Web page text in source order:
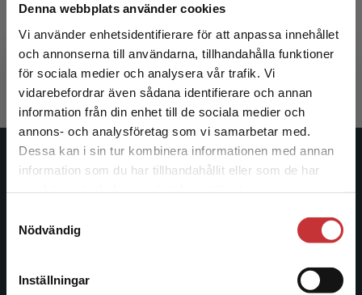
Denna webbplats använder cookies
Vi använder enhetsidentifierare för att anpassa innehållet
och annonserna till användarna, tillhandahålla funktioner
för sociala medier och analysera vår trafik. Vi
vidarebefordrar även sådana identifierare och annan
information från din enhet till de sociala medier och
annons- och analysföretag som vi samarbetar med.
Dessa kan i sin tur kombinera informationen med annan
information som du har tillhandahållit eller som de har
Nödvändig
Inställningar
Begränsad fraktregion
Det verkar som att du besöker
studentlitteratur.se via en enhet utanför Sverige.
Vi erbjuder inte leveranser utanför Sverige. För
att kunna slutföra ett köp måste
Stigmar, Martin (red.)
365 krinkl. moms
Exkl. moms: 344 kr
Studentlitteratur
ledande utbildningsförlag. Med läromedel, kurslitteratur,
informationstjänster i utbudet, finns Studentlitteratur med
längs hela kunskapsresan.